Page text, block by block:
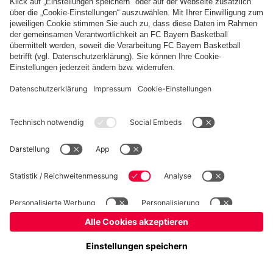
Kinder- und Jugendschutz Hinweisgebersystem FAQ Kontakt
Verträge hier kündigen Cookie-Einstellungen